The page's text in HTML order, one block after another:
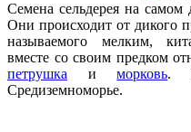
Семена сельдерея на самом
Они происходит от дикого
называемого мелким,
вместе со своим предком
петрушка иморковь.
Средиземноморье.